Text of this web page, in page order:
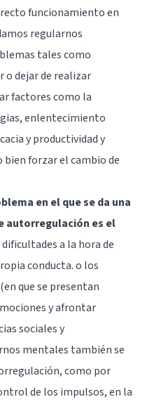
funcionamiento en
regularnos
tales como
o dejar de realizar
factores como la
enlentecimiento
y productividad y
forzar el cambio de
en el que se da una
autorregulación es el
a la hora de
conducta. o los
que se presentan
y afrontar
sociales y
mentales también se
como por
de los impulsos, en la